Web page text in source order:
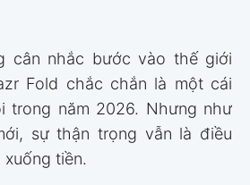
cân nhắc bước vào thế giới
Fold chắc chắn là một cái
trong năm 2026. Nhưng như
sự thận trọng vẫn là điều
tiền.